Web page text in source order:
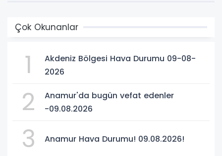
Çok Okunanlar
1
Akdeniz Bölgesi Hava Durumu 09-08-
2026
2
Anamur'da bugün vefat edenler
-09.08.2026
3 Anamur Hava Durumu! 09.08.2026!